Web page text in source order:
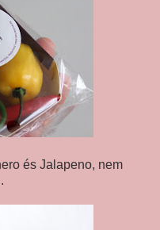
és Jalapeno, nem